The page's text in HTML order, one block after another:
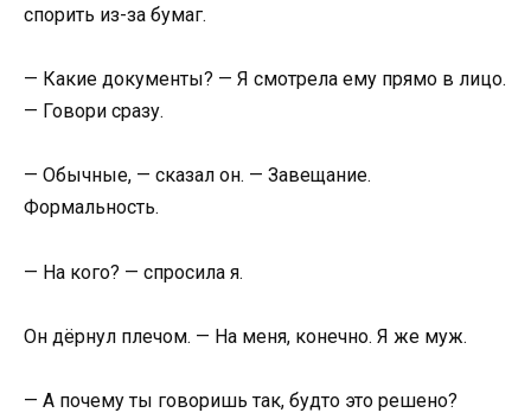
спорить из-за бумаг.
— Какие документы? — Я смотрела ему прямо в лицо.
— Говори сразу.
— Обычные, — сказал он. — Завещание.
Формальность.
— На кого? — спросила я.
Он дёрнул плечом. — На меня, конечно. Я же муж.
— А почему ты говоришь так, будто это решено?